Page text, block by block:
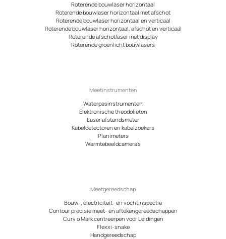
Roterende bouwlaser horizontaal
Roterende bouwlaser horizontaal met afschot
Roterende bouwlaser horizontaal en verticaal
Roterende bouwlaser horizontaal, afschot en verticaal
Roterende afschotlaser met display
Roterende groenlicht bouwlasers
Meetinstrumenten
Waterpasinstrumenten
Elektronische theodolieten
Laser afstandsmeter
Kabeldetectoren en kabelzoekers
Planimeters
Warmtebeeldcamera’s
Meetgereedschap
Bouw-, electriciteit- en vochtinspectie
Contour precisie meet- en aftekengereedschappen
Curv o Mark centreerpen voor Leidingen
Flexxi-snake
Handgereedschap